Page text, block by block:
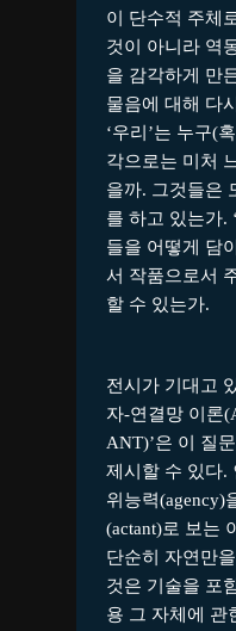
이 단수적 주체
것이 아니라 역
을 감각하게 만
물음에 대해 다
‘우리’는 누구(
각으로는 미처
을까. 그것들은
를 하고 있는가.
들을 어떻게 담
서 작품으로서
할 수 있는가.
전시가 기대고
자-연결망 이론
ANT)’은 이 질
제시할 수 있다.
위능력(agency)
(actant)로 보는
단순히 자연만
것은 기술을 포
용 그 자체에 관